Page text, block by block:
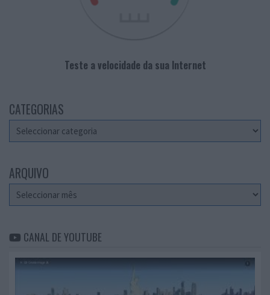
Teste a velocidade da sua Internet
CATEGORIAS
Categorias
ARQUIVO
Arquivo
CANAL DE YOUTUBE